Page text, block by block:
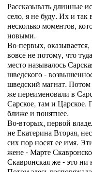
Рассказывать длинные
село, я не буду. Их и
несколько моментов,
новыми.
Во-первых,
вовсе не потому, что
место называлось
шведского -
шведский магнат.
же переименовали в
Сарское, там и Царское.
ближе и понятнее.
Во-вторых, первой
не Екатерина Вторая,
сих пор носят ее имя.
жене - Марте
Скавронская же - это ни